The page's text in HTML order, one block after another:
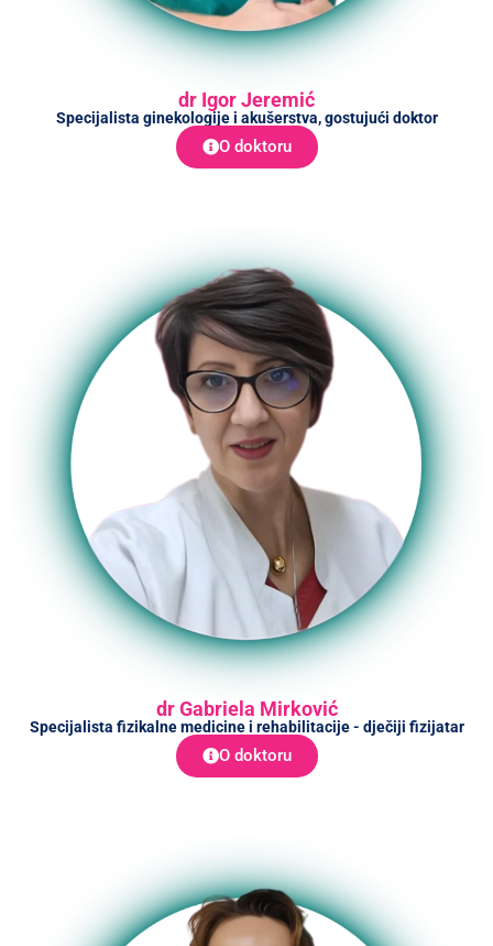
dr Igor Jeremić
Specijalista ginekologije i akušerstva, gostujući doktor
O doktoru
dr Gabriela Mirković
Specijalista fizikalne medicine i rehabilitacije - dječiji fizijatar
O doktoru